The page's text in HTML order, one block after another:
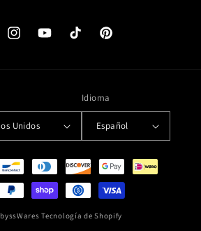
InstagramYouTubeTikTok Pinterest
Unidos
Idioma
Español
Tecnología de Shopify